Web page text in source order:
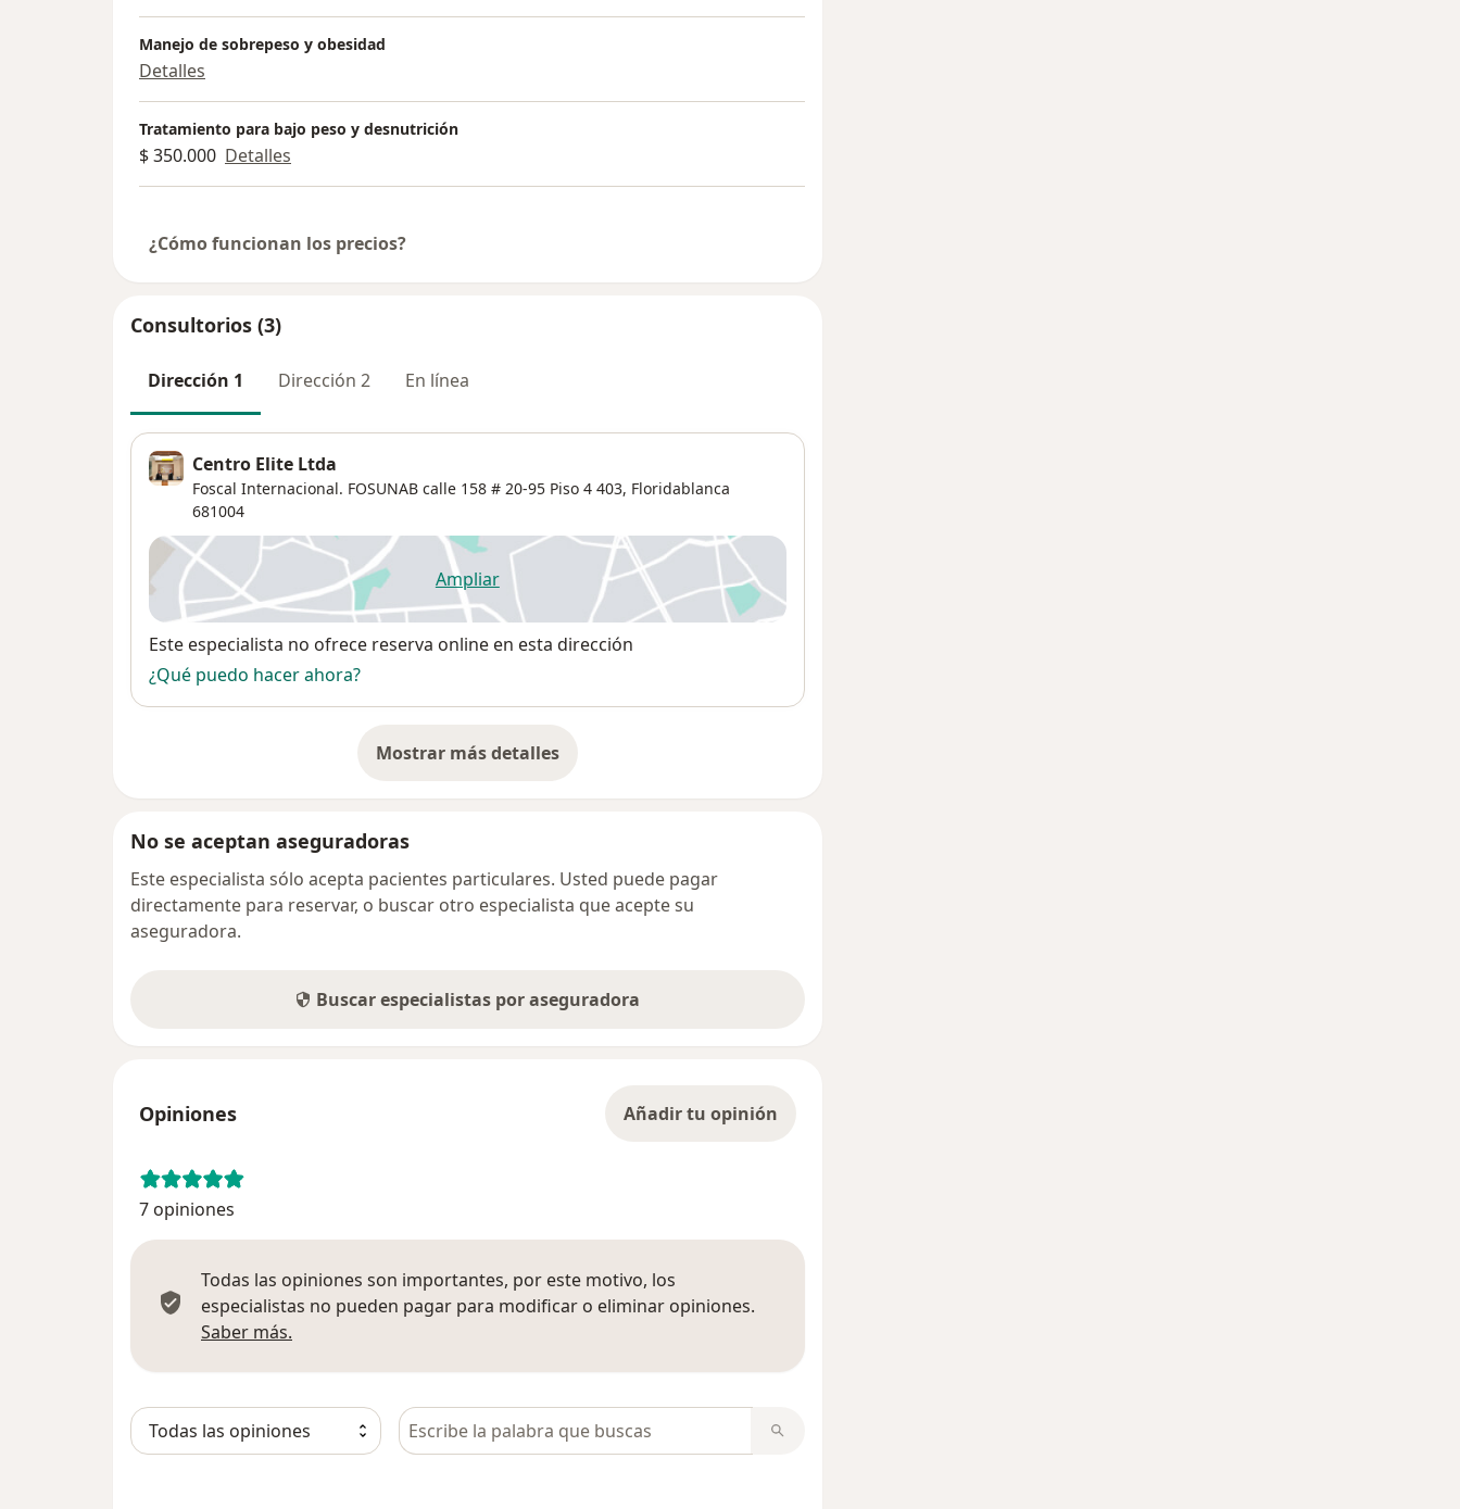
Manejo de sobrepeso y obesidad
Detalles
Tratamiento para bajo peso y desnutrición
$ 350.000 Detalles
¿Cómo funcionan los precios?
Consultorios (3)
Dirección 1 Dirección 2 En línea
Centro Elite Ltda
Foscal Internacional. FOSUNAB calle 158 # 20-95 Piso 4 403, Floridablanca
681004
Ampliarse abre en una nueva pestaña
Disponibilidad
Este especialista no ofrece reserva online en esta dirección
¿Qué puedo hacer ahora?
Mostrar más detalles
sobre la dirección
No se aceptan aseguradoras
Este especialista sólo acepta pacientes particulares. Usted puede pagar
directamente para reservar, o buscar otro especialista que acepte su
aseguradora.
Buscar especialistas por aseguradora
Opiniones Añadir tu opinión
7 opiniones
Todas las opiniones son importantes, por este motivo, los
especialistas no pueden pagar para modificar o eliminar opiniones.
Saber más.
Busca en opiniones